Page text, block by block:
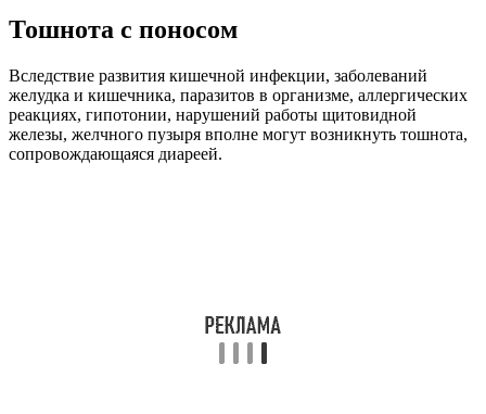
Тошнота с поносом
Вследствие развития кишечной инфекции, заболеваний
желудка и кишечника, паразитов в организме, аллергических
реакциях, гипотонии, нарушений работы щитовидной
железы, желчного пузыря вполне могут возникнуть тошнота,
сопровождающаяся диареей.